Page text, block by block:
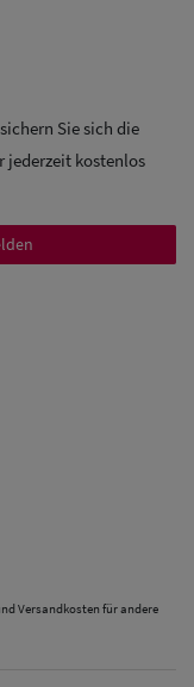
Sie sich die
jederzeit kostenlos
Versandkosten für andere